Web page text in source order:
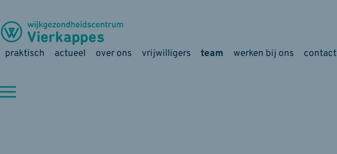
praktisch actueel over ons vrijwilligers team werken bij ons contact